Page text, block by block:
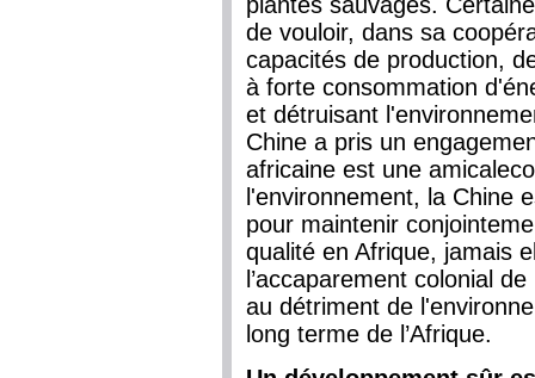
de vouloir, dans sa
capacités de production,
à forte consommation
et détruisant
Chine a pris un
africaine est une
l'environnement, la Chine
pour maintenir
qualité en Afrique, jamais
l’accaparement colonial
au détriment de
long terme de l’Afrique.